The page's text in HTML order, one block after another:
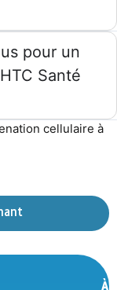
pour un
Santé
cellulaire à
À